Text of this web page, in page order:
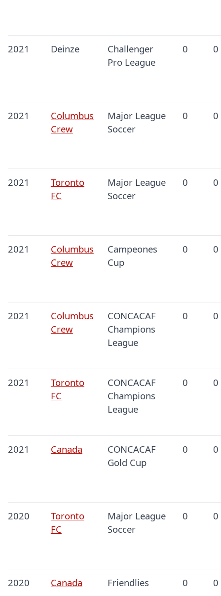
2021 Deinze
Challenger
Pro League
0 0
2021
Columbus
Crew
Major League
Soccer
0 0
2021
Toronto
FC
Major League
Soccer
0 0
2021
Columbus
Crew
Campeones
Cup
0 0
2021
Columbus
Crew
CONCACAF
Champions
League
0 0
2021
Toronto
FC
CONCACAF
Champions
League
0 0
2021 Canada
CONCACAF
Gold Cup
0 0
2020
Toronto
FC
Major League
Soccer
0 0
2020 Canada Friendlies 0 0